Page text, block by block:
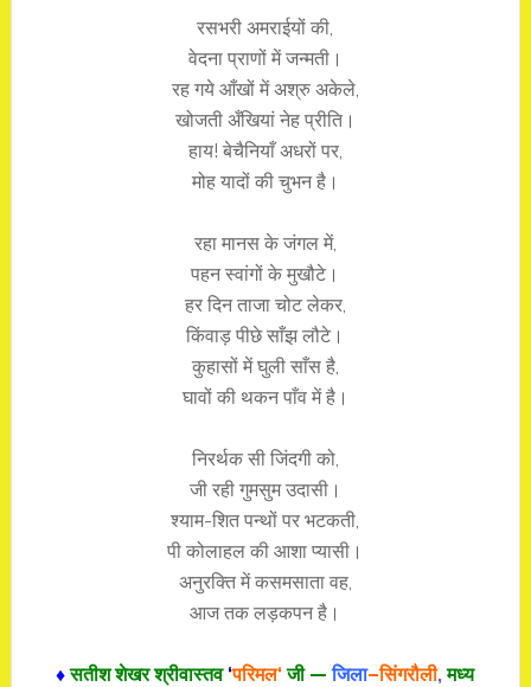
रसभरी अमराईयों की,
वेदना प्राणों में जन्मती।
रह गये आँखों में अश्रु अकेले,
खोजती अँखियां नेह प्रीति।
हाय! बेचैनियाँ अधरों पर,
मोह यादों की चुभन है।
रहा मानस के जंगल में,
पहन स्वांगों के मुखौटे।
हर दिन ताजा चोट लेकर,
किंवाड़ पीछे साँझ लौटे।
कुहासों में घुली साँस है,
घावों की थकन पाँव में है।
निरर्थक सी जिंदगी को,
जी रही गुमसुम उदासी।
श्याम-शित पन्थों पर भटकती,
पी कोलाहल की आशा प्यासी।
अनुरक्ति में कसमसाता वह,
आज तक लड़कपन है।
♦सतीश शेखर श्रीवास्तव ‘परिमल‘जी —जिला–सिंगरौली, मध्य